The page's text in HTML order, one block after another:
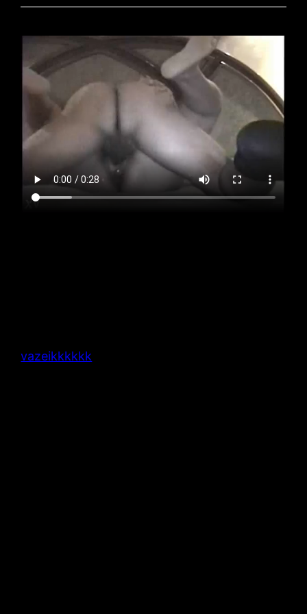
vazeikkkkkk